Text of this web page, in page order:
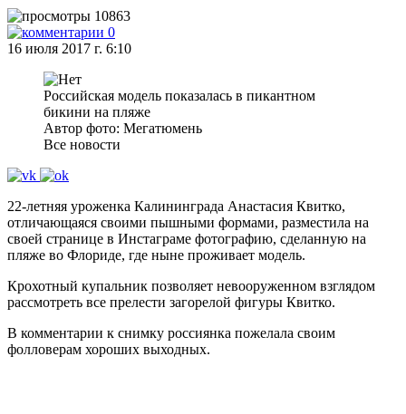
10863
0
16 июля 2017 г. 6:10
Российская модель показалась в пикантном
бикини на пляже
Автор фото: Мегатюмень
Все новости
22-летняя уроженка Калининграда Анастасия Квитко,
отличающаяся своими пышными формами, разместила на
своей странице в Инстаграме фотографию, сделанную на
пляже во Флориде, где ныне проживает модель.
Крохотный купальник позволяет невооруженном взглядом
рассмотреть все прелести загорелой фигуры Квитко.
В комментарии к снимку россиянка пожелала своим
фолловерам хороших выходных.